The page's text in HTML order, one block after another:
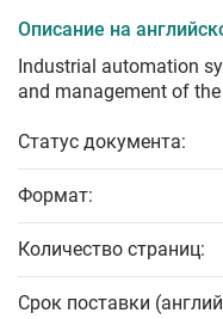
Описание на
Industrial automation
and management of
Статус документа:
Формат:
Количество страниц:
Срок поставки